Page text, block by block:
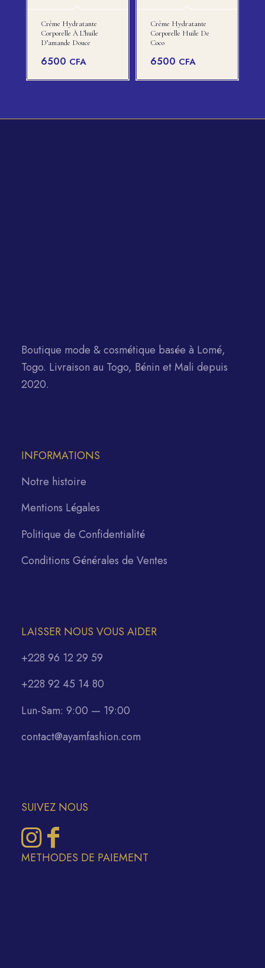
Crème Hydratante
Corporelle À L’huile
D’amande Douce
6500 CFA
Crème Hydratante
Corporelle Huile De
Coco
6500 CFA
Boutique mode & cosmétique basée à Lomé,
Togo. Livraison au Togo, Bénin et Mali depuis
2020.
INFORMATIONS
Notre histoire
Mentions Légales
Politique de Confidentialité
Conditions Générales de Ventes
LAISSER NOUS VOUS AIDER
+228 96 12 29 59
+228 92 45 14 80
Lun-Sam: 9:00 — 19:00
contact@ayamfashion.com
SUIVEZ NOUS
METHODES DE PAIEMENT